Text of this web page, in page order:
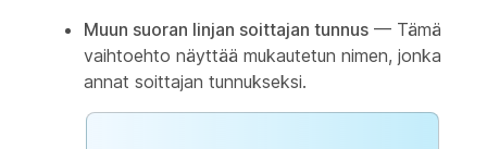
Muun suoran linjan soittajan tunnus — Tämä
vaihtoehto näyttää mukautetun nimen, jonka
annat soittajan tunnukseksi.